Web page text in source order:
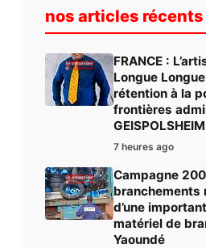
nos articles récents
FRANCE :
Longue
rétention à la
frontières
GEISPOLSHEIM
7 heures ago
Campagne
branchements
d’une
matériel de
Yaoundé